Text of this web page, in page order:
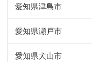
愛知県津島市
愛知県瀬戸市
愛知県犬山市